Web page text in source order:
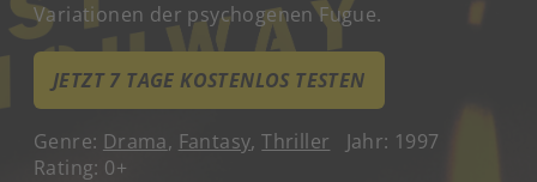
Variationen der psychogenen Fugue.
JETZT 7 TAGE KOSTENLOS TESTEN
Genre: Drama, Fantasy,Thriller
Jahr: 1997
Rating: 0+